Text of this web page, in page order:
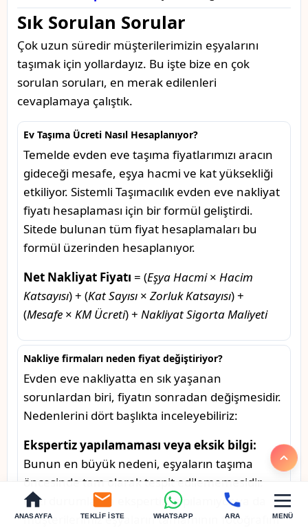
ANASAYFA TEKLIF İSTE WHATSAPP ARA MENÜ
Sık Sorulan Sorular
Çok uzun süredir müşterilerimizin eşyalarını
taşımak için yollardayız. Bu işte bize en çok
sorulan soruları, en merak edilenleri
cevaplamaya çalıştık.
Ev Taşıma Ücreti Nasıl Hesaplanıyor?
Temelde evden eve taşıma fiyatlarımızı aracın
gideceği mesafe, eşya hacmi ve kat yüksekliği
etkiliyor. Sistemli Taşımacılık evden eve nakliyat
fiyatı hesaplaması için bir formül geliştirdi.
Sitede bulunan tüm fiyat hesaplamaları bu
formül üzerinden hesaplanıyor.
Net Nakliyat Fiyatı = (Eşya Hacmi× Hacim
Katsayısı) + (Kat Sayısı × Zorluk Katsayısı) +
(Mesafe × KM Ücreti) + Nakliyat Sigorta Maliyeti
Nakliye firmaları neden fiyat değiştiriyor?
Evden eve nakliyatta en sık yaşanan
sorunlardan biri, fiyatın sonradan değişmesidir.
Nedenlerini dört başlıkta inceleyebiliriz:
Ekspertiz yapılamaması veya eksik bilgi:
Bunun en büyük nedeni, eşyaların taşıma
öncesinde tam olarak tespit edilememesidir.
Bazı durumlarda ekspertiz yapılamıyor ya da
müşterilerimiz eşyaların tamamının fotoğrafını